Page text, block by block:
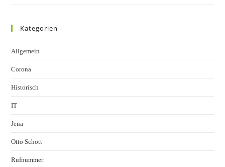
Kategorien
Allgemein
Corona
Historisch
IT
Jena
Otto Schott
Rufnummer